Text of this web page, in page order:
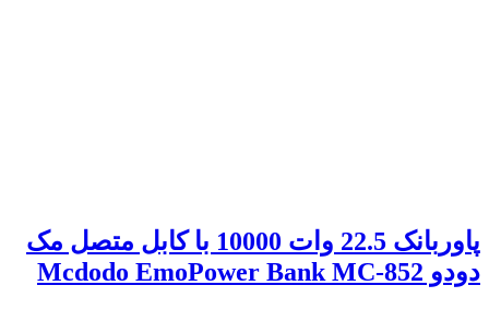
پاوربانک 22.5 وات 10000 با کابل متصل مک
دودو Mcdodo EmoPower Bank MC-852